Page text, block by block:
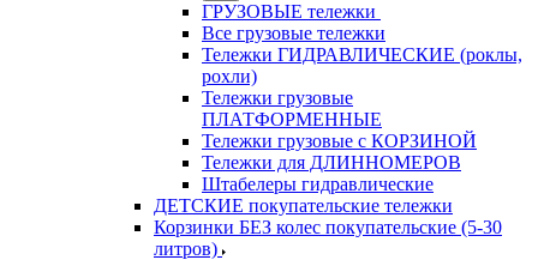
ГРУЗОВЫЕ тележки
Все грузовые тележки
Тележки ГИДРАВЛИЧЕСКИЕ (роклы,
рохли)
Тележки грузовые
ПЛАТФОРМЕННЫЕ
Тележки грузовые с КОРЗИНОЙ
Тележки для ДЛИННОМЕРОВ
Штабелеры гидравлические
ДЕТСКИЕ покупательские тележки
Корзинки БЕЗ колес покупательские (5-30
литров)